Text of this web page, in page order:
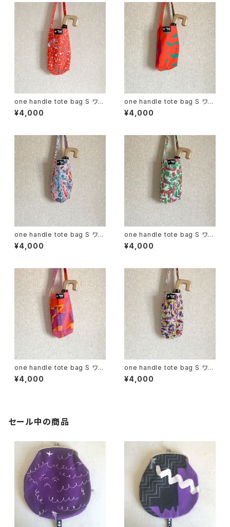
one handle tote bag S ワン
ハンドル トートバッグ a
¥4,000
one handle tote bag S ワン
ハンドル トートバッグ c
¥4,000
one handle tote bag S ワン
ハンドル トートバッグ d
¥4,000
one handle tote bag S ワン
ハンドル トートバッグ e
¥4,000
one handle tote bag S ワン
ハンドル トートバッグ f
¥4,000
one handle tote bag S ワン
ハンドル トートバッグ h
¥4,000
セール中の商品